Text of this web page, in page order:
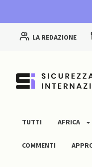
LA REDAZIONE
TUTTI AFRICA
COMMENTI